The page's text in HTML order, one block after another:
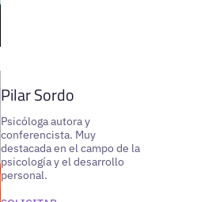
Pilar Sordo
Psicóloga autora y
conferencista. Muy
destacada en el campo de la
psicología y el desarrollo
personal.